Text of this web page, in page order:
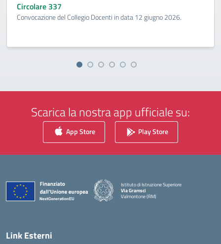
Circolare 337
Convocazione del Collegio Docenti in data 12 giugno 2026.
Scarica la nostra app ufficiale su:
App Store Play Store
Istituto di Istruzione Superiore
Via Gramsci
Valmontone (RM)
Link Esterni